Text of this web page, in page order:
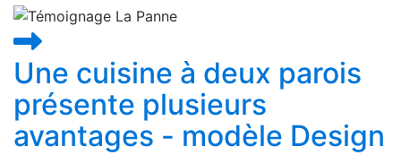
Une cuisine à deux parois
présente plusieurs
avantages - modèle Design